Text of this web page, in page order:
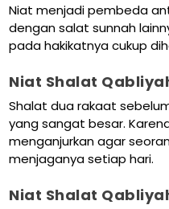
Niat menjadi pembeda
dengan salat sunnah
pada hakikatnya cukup
Niat Shalat
Shalat dua rakaat
yang sangat besar.
menganjurkan agar
menjaganya setiap hari.
Niat Shalat